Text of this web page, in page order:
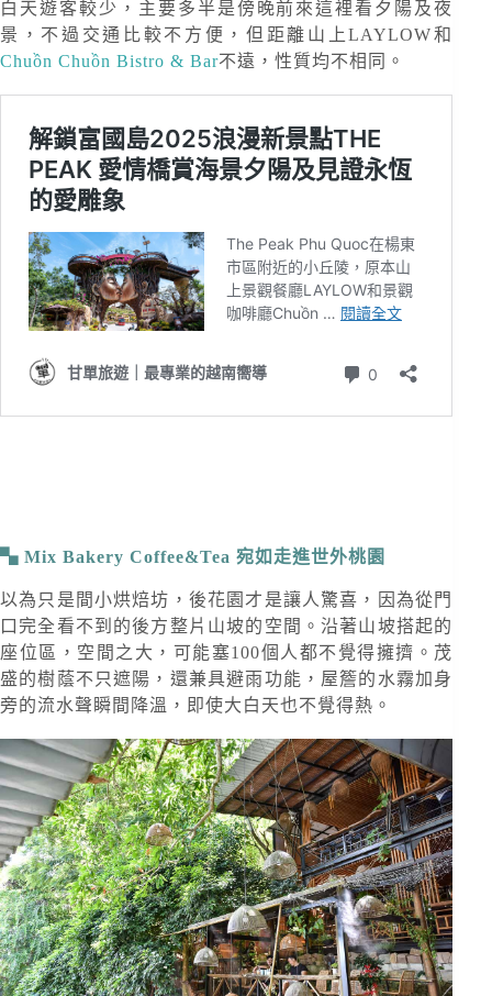
白天遊客較少，主要多半是傍晚前來這裡看夕陽及夜
景，不過交通比較不方便，但距離山上LAYLOW和
Chuồn Chuồn Bistro & Bar不遠，性質均不相同。
Mix Bakery Coffee&Tea 宛如走進世外桃園
以為只是間小烘焙坊，後花園才是讓人驚喜，因為從門
口完全看不到的後方整片山坡的空間。沿著山坡搭起的
座位區，空間之大，可能塞100個人都不覺得擁擠。茂
盛的樹蔭不只遮陽，還兼具避雨功能，屋簷的水霧加身
旁的流水聲瞬間降溫，即使大白天也不覺得熱。